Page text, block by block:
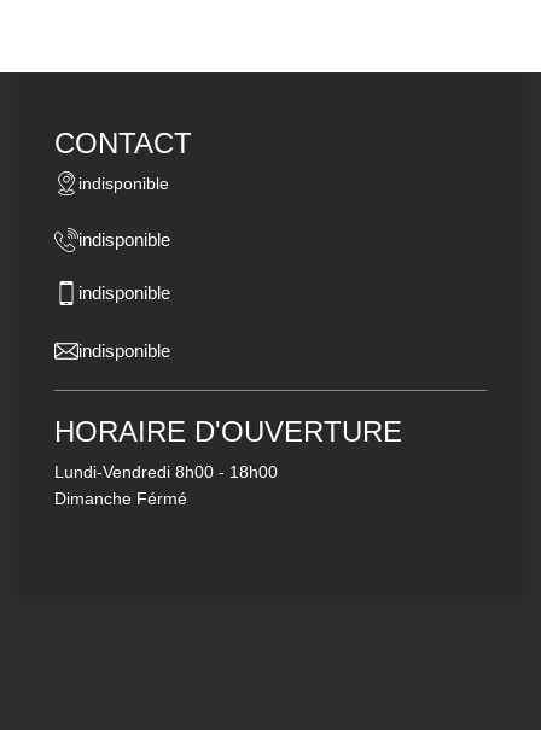
CONTACT
indisponible
indisponible
indisponible
indisponible
HORAIRE D'OUVERTURE
Lundi-Vendredi 8h00 - 18h00
Dimanche Férmé